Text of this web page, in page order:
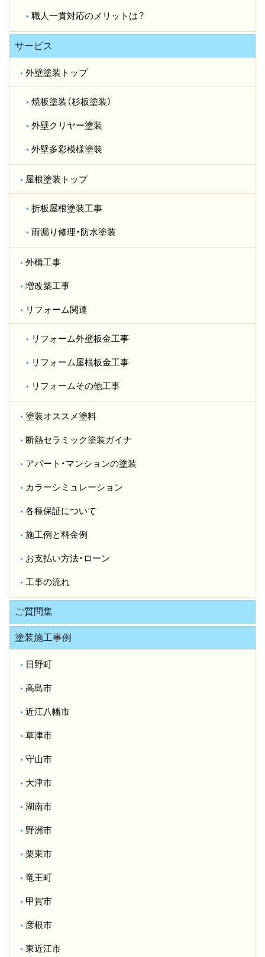
職人一貫対応のメリットは？​
サービス
外壁塗装トップ
焼板塗装（杉板塗装）
外壁クリヤー塗装
外壁多彩模様塗装
屋根塗装トップ
折板屋根塗装工事
雨漏り修理・防水塗装
外構工事
増改築工事
リフォーム関連
リフォーム外壁板金工事
リフォーム屋根板金工事
リフォームその他工事
塗装オススメ塗料
断熱セラミック塗装ガイナ
アパート・マンションの塗装
カラーシミュレーション
各種保証について
施工例と料金例
お支払い方法・ローン
工事の流れ
ご質問集
塗装施工事例
日野町
高島市
近江八幡市
草津市
守山市
大津市
湖南市
野洲市
栗東市
竜王町
甲賀市
彦根市
東近江市